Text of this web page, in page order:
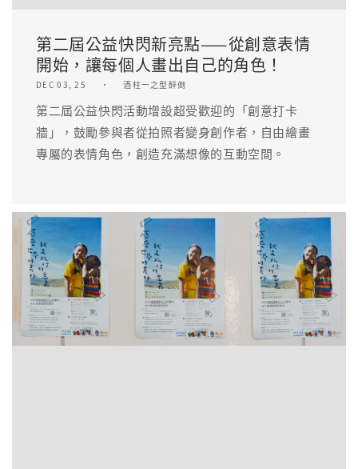
第二屆公益快閃新亮點——從創意表情
開始，讓每個人畫出自己的角色！
DEC 03, 25 酒柱一之型醉倒
第二屆公益快閃活動增設超受歡迎的「創意打卡
牆」，鼓勵參與者從拍照者變身創作者，自由繪畫
專屬的表情角色，創造充滿想像的互動空間。